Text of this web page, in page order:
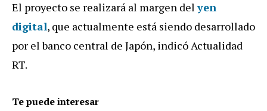
El proyecto se realizará al margen delyen
digital, que actualmente está siendo desarrollado
por el banco central de Japón, indicó Actualidad
RT.
Te puede interesar